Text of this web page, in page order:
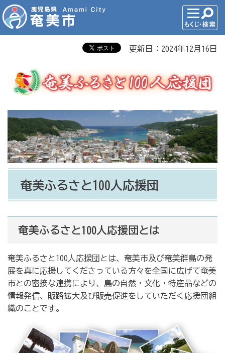
更新日：2024年12月16日
奄美ふるさと100人応援団
奄美ふるさと100人応援団とは
奄美ふるさと100人応援団とは、奄美市及び奄美群島の発
展を真に応援してくださっている方々を全国に広げて奄美
市との密接な連携により、島の自然・文化・特産品などの
情報発信、販路拡大及び販売促進をしていただく応援団組
織のことです。